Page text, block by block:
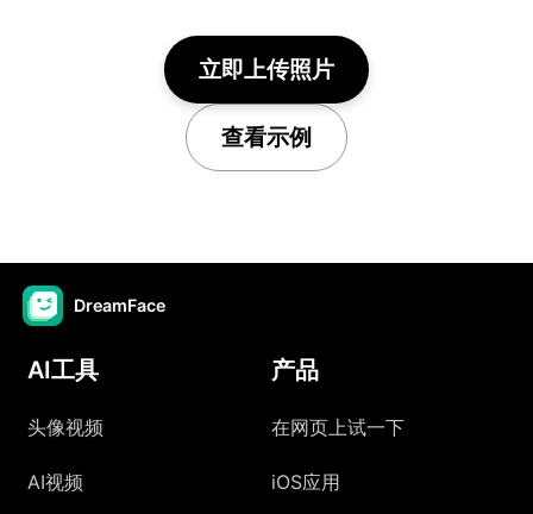
立即上传照片
查看示例
DreamFace
AI工具
头像视频
AI视频
产品
在网页上试一下
iOS应用